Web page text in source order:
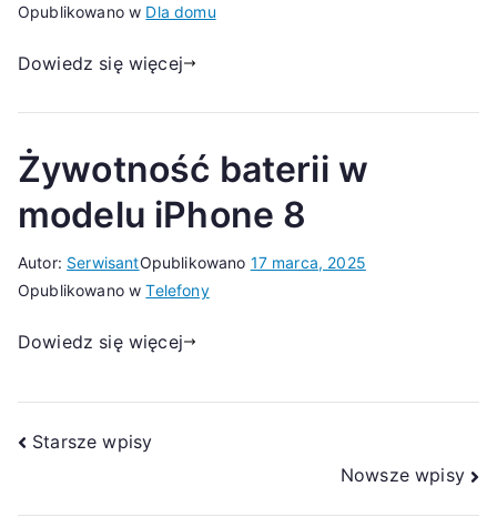
Opublikowano w Dla domu
Dowiedz się więcej
Żywotność baterii w
modelu iPhone 8
Autor: SerwisantOpublikowano 17 marca, 2025
Opublikowano wTelefony
Dowiedz się więcej
Nawigacja
Starsze wpisy
Nowsze wpisy